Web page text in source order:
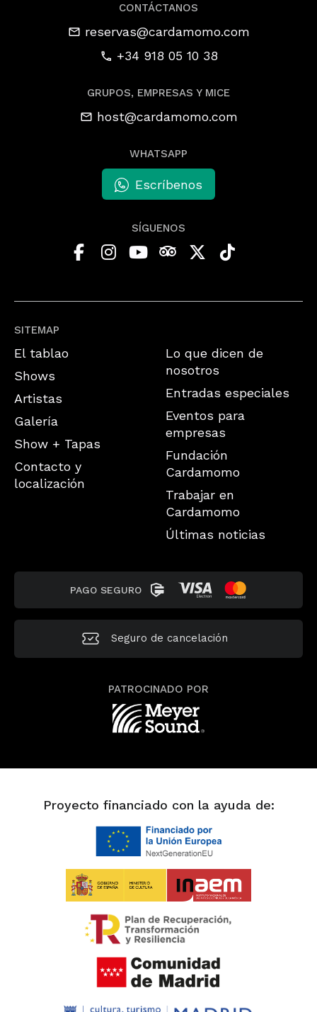
SITEMAP
El tablao
Shows
Artistas
Galería
Show + Tapas
Contacto y
localización
Lo que dicen de
nosotros
Entradas especiales
Eventos para
empresas
Fundación
Cardamomo
Trabajar en
Cardamomo
Últimas noticias
CONTÁCTANOS
reservas@cardamomo.com
+34 918 05 10 38
GRUPOS, EMPRESAS Y MICE
host@cardamomo.com
WHATSAPP
Escríbenos
SÍGUENOS
PAGO SEGURO
Seguro de cancelación
PATROCINADO POR
Proyecto financiado con la ayuda de: